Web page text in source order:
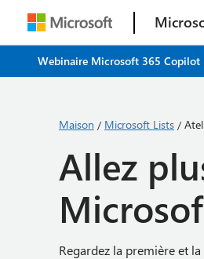
Webinaire Microsoft 365 Copilot
Maison / Microsoft Lists /
Allez
Regardez la première et